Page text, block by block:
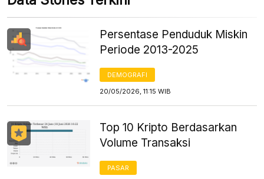
Persentase Penduduk Miskin
Periode 2013-2025
DEMOGRAFI
20/05/2026, 11:15 WIB
Top 10 Kripto Berdasarkan
Volume Transaksi
PASAR